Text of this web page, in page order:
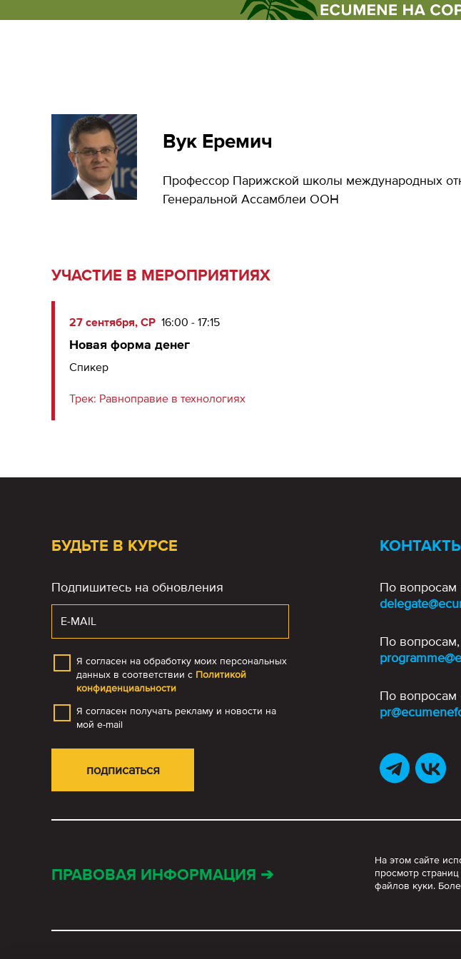
ecumene форум форматы оон
Вук Еремич
Профессор Парижской школы международных
Генеральной Ассамблеи ООН
УЧАСТИЕ В МЕРОПРИЯТИЯХ
27 сентября, СР 16:00 - 17:15
Новая форма денег
Спикер
Трек: Равноправие в технологиях
БУДЬТЕ В КУРСЕ
Подпишитесь на обновления
Я согласен на обработку моих персональных
данных в соответствии с Политикой
конфиденциальности
Я согласен получать рекламу и новости на
мой e-mail
По вопросам
По
По вопросам
ПРАВОВАЯ ИНФОРМАЦИЯ ➔
На этом сайте
просмотр
файлов куки.